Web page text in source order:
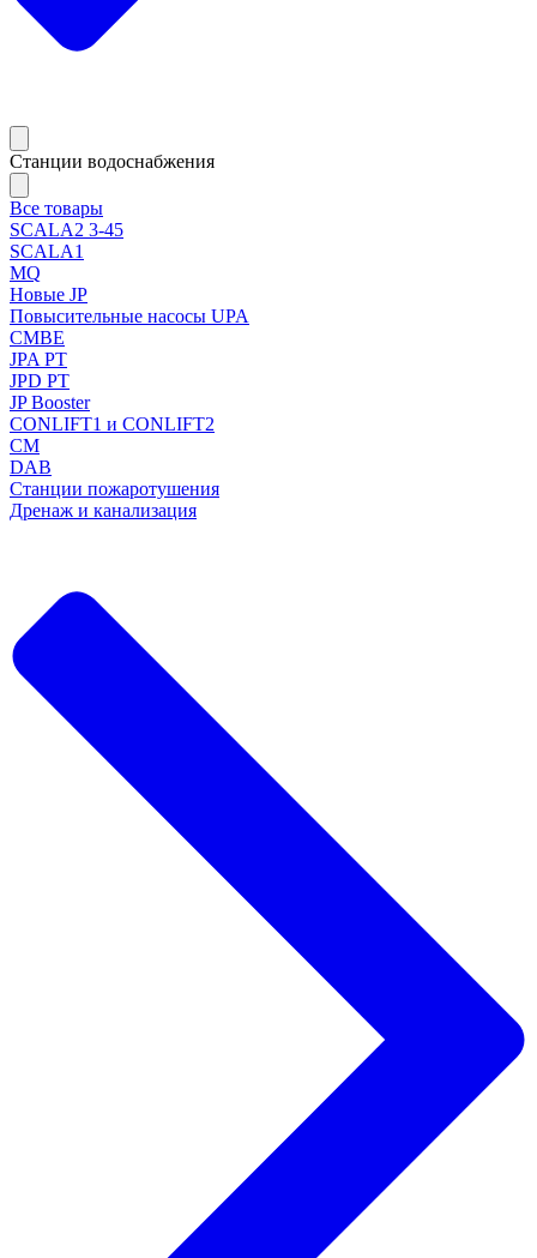
Станции водоснабжения
Все товары
SCALA2 3-45
SCALA1
MQ
Новые JP
Повысительные насосы UPA
CMBE
JPA PT
JPD PT
JP Booster
CONLIFT1 и CONLIFT2
CM
DAB
Станции пожаротушения
Дренаж и канализация